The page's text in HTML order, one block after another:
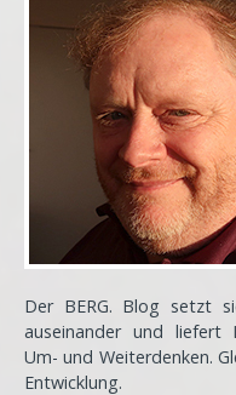
Der BERG. Blog setzt
auseinander und liefert
Um- und Weiterdenken.
Entwicklung.